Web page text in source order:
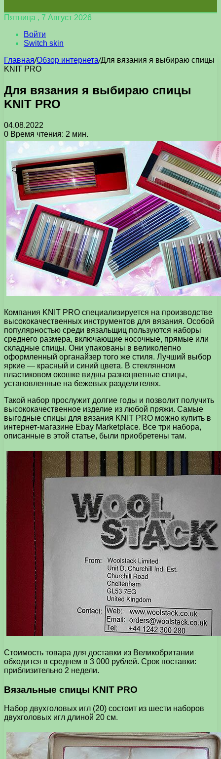
Пятница , 7 Август 2026
Войти
Switch skin
Главная/Обзор интернета/Для вязания я выбираю спицы
KNIT PRO
Для вязания я выбираю спицы
KNIT PRO
04.08.2022
0 Время чтения: 2 мин.
Компания KNIT PRO специализируется на производстве
высококачественных инструментов для вязания. Особой
популярностью среди вязальщиц пользуются наборы
среднего размера, включающие носочные, прямые или
складные спицы. Они упакованы в великолепно
оформленный органайзер того же стиля. Лучший выбор
яркие — красный и синий цвета. В стеклянном
пластиковом окошке видны разноцветные спицы,
установленные на бежевых разделителях.
Такой набор прослужит долгие годы и позволит получить
высококачественное изделие из любой пряжи. Самые
выгодные спицы для вязания KNIT PRO можно купить в
интернет-магазине Ebay Marketplace. Все три набора,
описанные в этой статье, были приобретены там.
Стоимость товара для доставки из Великобритании
обходится в среднем в 3 000 рублей. Срок поставки:
приблизительно 2 недели.
Вязальные спицы KNIT PRO
Набор двухголовых игл (20) состоит из шести наборов
двухголовых игл длиной 20 см.